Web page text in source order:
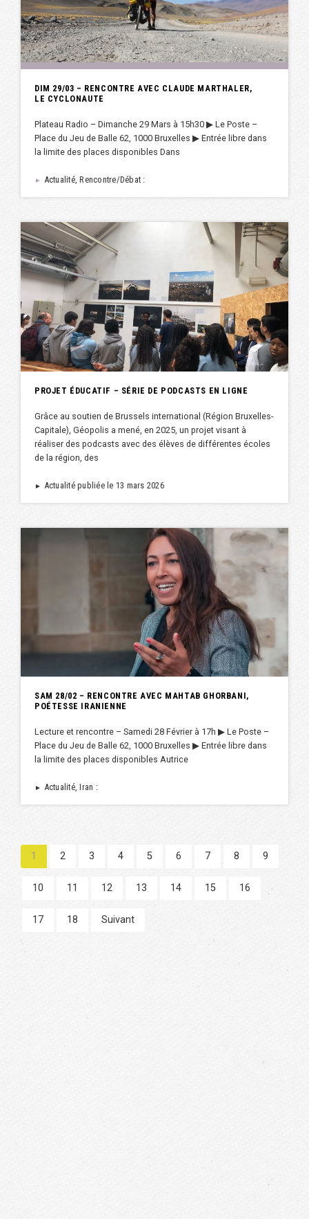
DIM 29/03 – RENCONTRE AVEC CLAUDE MARTHALER,
LE CYCLONAUTE
Plateau Radio – Dimanche 29 Mars à 15h30 ▶︎ Le Poste –
Place du Jeu de Balle 62, 1000 Bruxelles ▶︎ Entrée libre dans
la limite des places disponibles Dans
► Actualité, Rencontre/Débat :
PROJET ÉDUCATIF – SÉRIE DE PODCASTS EN LIGNE
Grâce au soutien de Brussels international (Région Bruxelles-
Capitale), Géopolis a mené, en 2025, un projet visant à
réaliser des podcasts avec des élèves de différentes écoles
de la région, des
► Actualité publiée le 13 mars 2026
SAM 28/02 – RENCONTRE AVEC MAHTAB GHORBANI,
POÉTESSE IRANIENNE
Lecture et rencontre – Samedi 28 Février à 17h ▶︎ Le Poste –
Place du Jeu de Balle 62, 1000 Bruxelles ▶︎ Entrée libre dans
la limite des places disponibles Autrice
► Actualité, Iran :
1 2 3 4 5 6 7 8 9
10 11 12 13 14 15 16
17 18 Suivant